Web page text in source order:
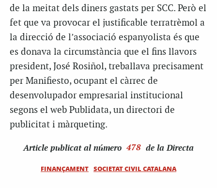
de la meitat dels diners gastats per SCC. Però el
fet que va provocar el justificable terratrèmol a
la direcció de l’associació espanyolista és que
es donava la circumstància que el fins llavors
president, José Rosiñol, treballava precisament
per Manifiesto, ocupant el càrrec de
desenvolupador empresarial institucional
segons el web Publidata, un directori de
publicitat i màrqueting.
Article publicat al número 478 de la Directa
FINANÇAMENT SOCIETAT CIVIL CATALANA